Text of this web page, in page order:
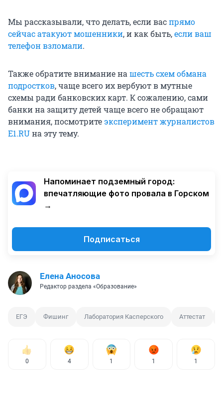
Мы рассказывали, что делать, если васпрямо
сейчас атакуют мошенники, и как быть,если ваш
телефон взломали.
Также обратите внимание нашесть схем обмана
подростков, чаще всего их вербуют в мутные
схемы ради банковских карт. К сожалению, сами
банки на защиту детей чаще всего не обращают
внимания, посмотритеэксперимент журналистов
E1.RUна эту тему.
Напоминает подземный город:
впечатляющие фото провала в Горском
→
Подписаться
Елена Аносова
Редактор раздела «Образование»
ЕГЭ Фишинг Лаборатория Касперского Аттестат
0 4 1 1 1